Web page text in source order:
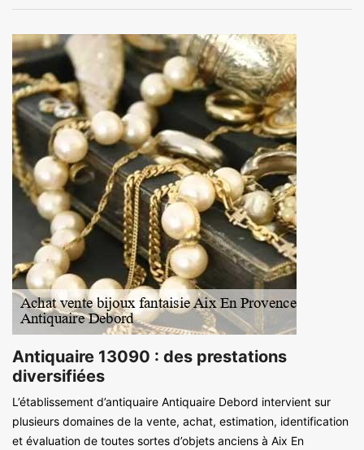
Antiquaire 13090 : des prestations
diversifiées
L’établissement d’antiquaire Antiquaire Debord intervient sur
plusieurs domaines de la vente, achat, estimation, identification
et évaluation de toutes sortes d’objets anciens à Aix En